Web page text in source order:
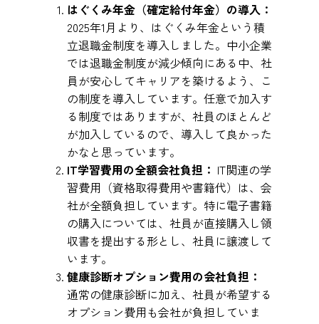
はぐくみ年金（確定給付年金）の導入：
2025年1月より、はぐくみ年金という積
立退職金制度を導入しました。中小企業
では退職金制度が減少傾向にある中、社
員が安心してキャリアを築けるよう、こ
の制度を導入しています。任意で加入す
る制度ではありますが、社員のほとんど
が加入しているので、導入して良かった
かなと思っています。
IT学習費用の全額会社負担： IT関連の学
習費用（資格取得費用や書籍代）は、会
社が全額負担しています。特に電子書籍
の購入については、社員が直接購入し領
収書を提出する形とし、社員に譲渡して
います。
健康診断オプション費用の会社負担：
通常の健康診断に加え、社員が希望する
オプション費用も会社が負担していま